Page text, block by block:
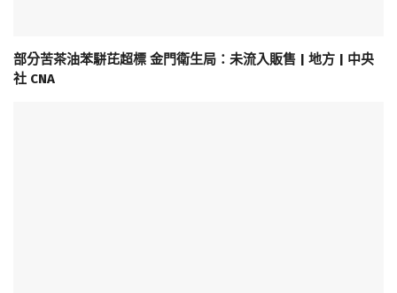
部分苦茶油苯駢芘超標 金門衛生局：未流入販售 | 地方 | 中央
社 CNA